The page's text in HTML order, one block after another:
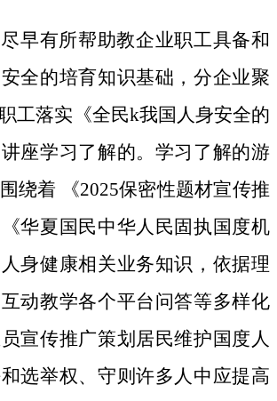
早有所帮助教企业职工具备和
全的培育知识基础，分企业聚
工落实《全民k我国人身安全的
座学习了解的。学习了解的游
绕着 《2025保密性题材宣传推
华夏国民中华人民固执国度机
身健康相关业务知识，依据理
动教学各个平台问答等多样化
宣传推广策划居民维护国度人
选举权、守则许多人中应提高